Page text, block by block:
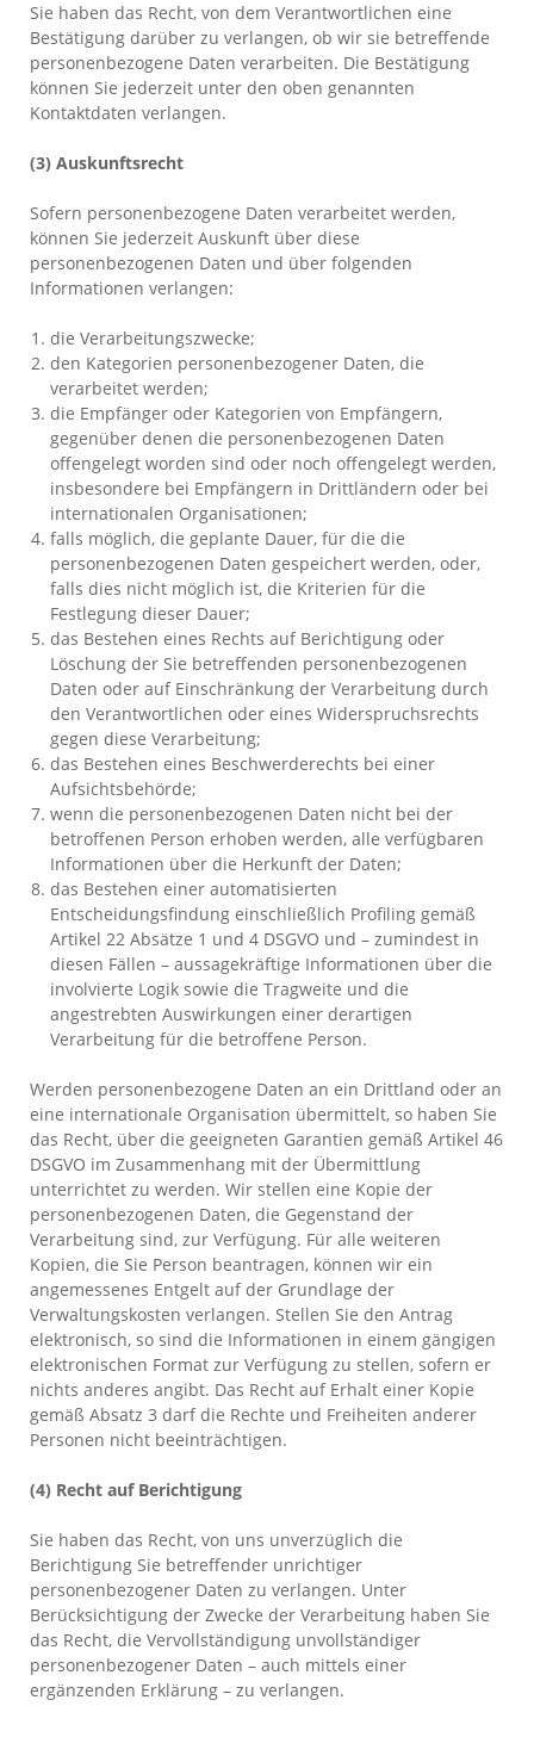
Sie haben das Recht, von dem Verantwortlichen eine
Bestätigung darüber zu verlangen, ob wir sie betreffende
personenbezogene Daten verarbeiten. Die Bestätigung
können Sie jederzeit unter den oben genannten
Kontaktdaten verlangen.
(3) Auskunftsrecht
Sofern personenbezogene Daten verarbeitet werden,
können Sie jederzeit Auskunft über diese
personenbezogenen Daten und über folgenden
Informationen verlangen:
die Verarbeitungszwecke;
den Kategorien personenbezogener Daten, die
verarbeitet werden;
die Empfänger oder Kategorien von Empfängern,
gegenüber denen die personenbezogenen Daten
offengelegt worden sind oder noch offengelegt werden,
insbesondere bei Empfängern in Drittländern oder bei
internationalen Organisationen;
falls möglich, die geplante Dauer, für die die
personenbezogenen Daten gespeichert werden, oder,
falls dies nicht möglich ist, die Kriterien für die
Festlegung dieser Dauer;
das Bestehen eines Rechts auf Berichtigung oder
Löschung der Sie betreffenden personenbezogenen
Daten oder auf Einschränkung der Verarbeitung durch
den Verantwortlichen oder eines Widerspruchsrechts
gegen diese Verarbeitung;
das Bestehen eines Beschwerderechts bei einer
Aufsichtsbehörde;
wenn die personenbezogenen Daten nicht bei der
betroffenen Person erhoben werden, alle verfügbaren
Informationen über die Herkunft der Daten;
das Bestehen einer automatisierten
Entscheidungsfindung einschließlich Profiling gemäß
Artikel 22 Absätze 1 und 4 DSGVO und – zumindest in
diesen Fällen – aussagekräftige Informationen über die
involvierte Logik sowie die Tragweite und die
angestrebten Auswirkungen einer derartigen
Verarbeitung für die betroffene Person.
Werden personenbezogene Daten an ein Drittland oder an
eine internationale Organisation übermittelt, so haben Sie
das Recht, über die geeigneten Garantien gemäß Artikel 46
DSGVO im Zusammenhang mit der Übermittlung
unterrichtet zu werden. Wir stellen eine Kopie der
personenbezogenen Daten, die Gegenstand der
Verarbeitung sind, zur Verfügung. Für alle weiteren
Kopien, die Sie Person beantragen, können wir ein
angemessenes Entgelt auf der Grundlage der
Verwaltungskosten verlangen. Stellen Sie den Antrag
elektronisch, so sind die Informationen in einem gängigen
elektronischen Format zur Verfügung zu stellen, sofern er
nichts anderes angibt. Das Recht auf Erhalt einer Kopie
gemäß Absatz 3 darf die Rechte und Freiheiten anderer
Personen nicht beeinträchtigen.
(4) Recht auf Berichtigung
Sie haben das Recht, von uns unverzüglich die
Berichtigung Sie betreffender unrichtiger
personenbezogener Daten zu verlangen. Unter
Berücksichtigung der Zwecke der Verarbeitung haben Sie
das Recht, die Vervollständigung unvollständiger
personenbezogener Daten – auch mittels einer
ergänzenden Erklärung – zu verlangen.